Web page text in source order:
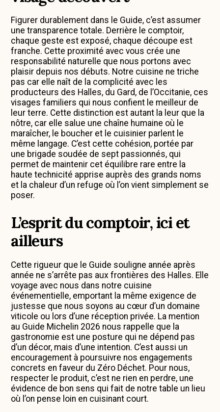
Figurer durablement dans le Guide, c’est assumer
une transparence totale. Derrière le comptoir,
chaque geste est exposé, chaque découpe est
franche. Cette proximité avec vous crée une
responsabilité naturelle que nous portons avec
plaisir depuis nos débuts. Notre cuisine ne triche
pas car elle naît de la complicité avec les
producteurs des Halles, du Gard, de l’Occitanie, ces
visages familiers qui nous confient le meilleur de
leur terre. Cette distinction est autant la leur que la
nôtre, car elle salue une chaîne humaine où le
maraîcher, le boucher et le cuisinier parlent le
même langage. C’est cette cohésion, portée par
une brigade soudée de sept passionnés, qui
permet de maintenir cet équilibre rare entre la
haute technicité apprise auprès des grands noms
et la chaleur d’un refuge où l’on vient simplement se
poser.
L’esprit du comptoir, ici et
ailleurs
Cette rigueur que le Guide souligne année après
année ne s’arrête pas aux frontières des Halles. Elle
voyage avec nous dans notre cuisine
événementielle, emportant la même exigence de
justesse que nous soyons au cœur d’un domaine
viticole ou lors d’une réception privée. La mention
au Guide Michelin 2026 nous rappelle que la
gastronomie est une posture qui ne dépend pas
d’un décor, mais d’une intention. C’est aussi un
encouragement à poursuivre nos engagements
concrets en faveur du Zéro Déchet. Pour nous,
respecter le produit, c’est ne rien en perdre, une
évidence de bon sens qui fait de notre table un lieu
où l’on pense loin en cuisinant court.